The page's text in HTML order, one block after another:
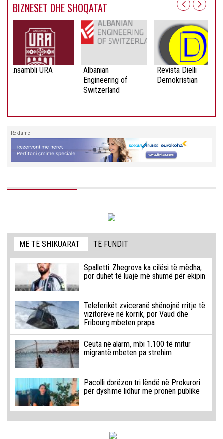
BIZNESET DHE SHOQATAT
Ansambli URA
Albanian
Engineering of
Switzerland
Revista Dielli
Demokristian
Reklamë
MË TË SHIKUARAT TË FUNDIT
Spalletti: Zhegrova ka cilësi të mëdha,
por duhet të luajë më shumë për ekipin
Teleferikët zviceranë shënojnë rritje të
vizitorëve në korrik, por Vaud dhe
Fribourg mbeten prapa
Ceuta në alarm, mbi 1.100 të mitur
migrantë mbeten pa strehim
Pacolli dorëzon tri lëndë në Prokurori
për dyshime lidhur me pronën publike